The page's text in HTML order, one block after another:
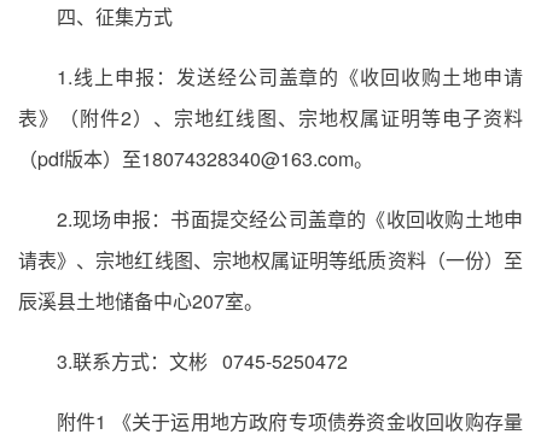
四、征集方式
1.线上申报：发送经公司盖章的《收回收购土地申请
表》（附件2）、宗地红线图、宗地权属证明等电子资料
（pdf版本）至18074328340@163.com。
2.现场申报：书面提交经公司盖章的《收回收购土地申
请表》、宗地红线图、宗地权属证明等纸质资料（一份）至
辰溪县土地储备中心207室。
3.联系方式：文彬 0745-5250472
附件1 《关于运用地方政府专项债券资金收回收购存量